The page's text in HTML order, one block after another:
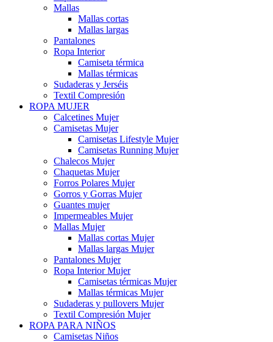
Mallas
Mallas cortas
Mallas largas
Pantalones
Ropa Interior
Camiseta térmica
Mallas térmicas
Sudaderas y Jerséis
Textil Compresión
ROPA MUJER
Calcetines Mujer
Camisetas Mujer
Camisetas Lifestyle Mujer
Camisetas Running Mujer
Chalecos Mujer
Chaquetas Mujer
Forros Polares Mujer
Gorros y Gorras Mujer
Guantes mujer
Impermeables Mujer
Mallas Mujer
Mallas cortas Mujer
Mallas largas Mujer
Pantalones Mujer
Ropa Interior Mujer
Camisetas térmicas Mujer
Mallas térmicas Mujer
Sudaderas y pullovers Mujer
Textil Compresión Mujer
ROPA PARA NIÑOS
Camisetas Niños